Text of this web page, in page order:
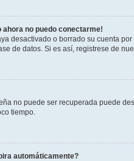
ahora no puedo conectarme!
desactivado o borrado su cuenta
de datos. Si es así, registrese de
no puede ser recuperada puede
tiempo.
automáticamente?